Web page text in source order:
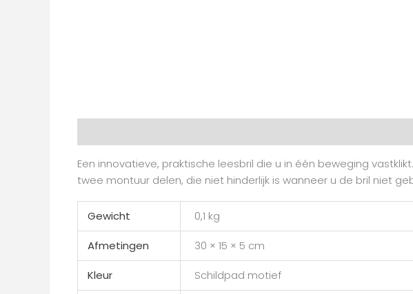
Een innovatieve, praktische leesbril die u in één beweging
twee montuur delen, die niet hinderlijk is wanneer u de bril niet
Gewicht 0,1 kg
Afmetingen 30 × 15 × 5 cm
Kleur Schildpad motief